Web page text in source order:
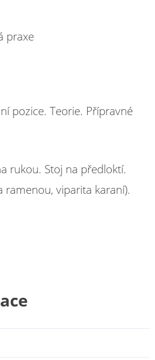
praxe
pozice. Teorie. Přípravné
rukou. Stoj na předloktí.
ramenou, viparita karaní).